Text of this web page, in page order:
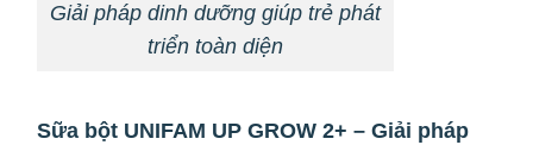
Giải pháp dinh dưỡng giúp trẻ phát
triển toàn diện
Sữa bột UNIFAM UP GROW 2+ – Giải pháp